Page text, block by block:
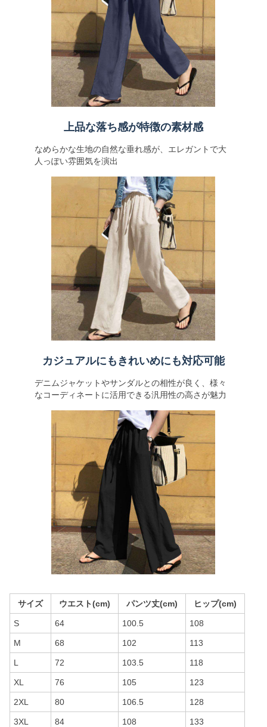
上品な落ち感が特徴の素材感
なめらかな生地の自然な垂れ感が、エレガントで大
人っぽい雰囲気を演出
カジュアルにもきれいめにも対応可能
デニムジャケットやサンダルとの相性が良く、様々
なコーディネートに活用できる汎用性の高さが魅力
サイズ ウエスト(cm) パンツ丈(cm) ヒップ(cm)
S 64 100.5 108
M 68 102 113
L 72 103.5 118
XL 76 105 123
2XL 80 106.5 128
3XL 84 108 133